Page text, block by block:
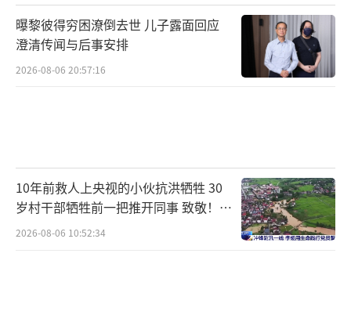
曝黎彼得穷困潦倒去世 儿子露面回应
澄清传闻与后事安排
2026-08-06 20:57:16
10年前救人上央视的小伙抗洪牺牲 30
岁村干部牺牲前一把推开同事 致敬！送
别！
2026-08-06 10:52:34